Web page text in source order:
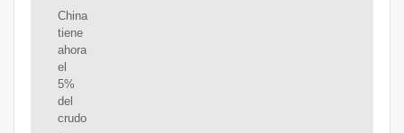
China
tiene
ahora
el
5%
del
crudo